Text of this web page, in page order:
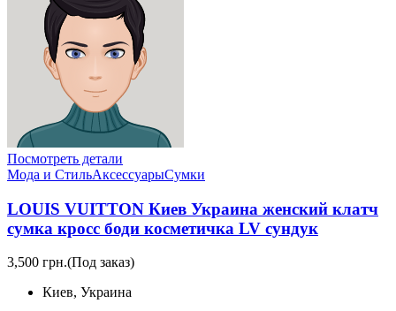
Посмотреть детали
Мода и СтильАксессуарыСумки
LOUIS VUITTON Киев Украина женский клатч
сумка кросс боди косметичка LV сундук
3,500 грн.(Под заказ)
Киев, Украина